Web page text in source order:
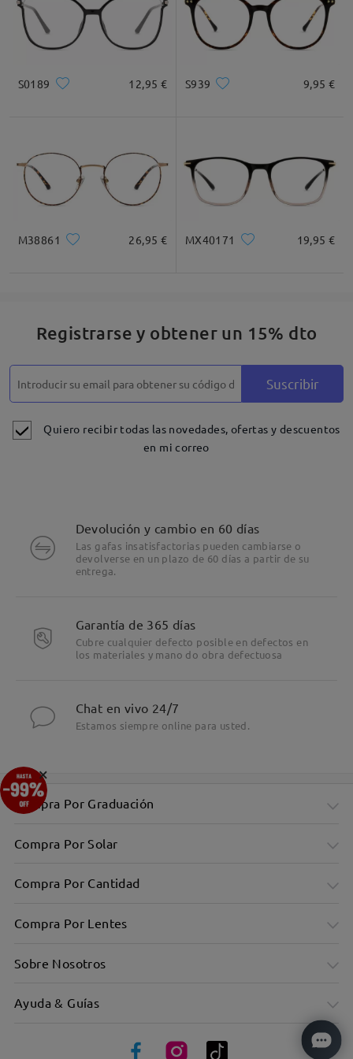
Leer todos los
comentarios
Deje su comentario
S0189 12,95 € S939 9,95 €
M38861 26,95 € MX40171 19,95 €
Registrarse y obtener un 15% dto
Suscribir
Quiero recibir todas las novedades, ofertas y descuentos
en mi correo
Devolución y cambio en 60 días
Las gafas insatisfactorias pueden cambiarse o
devolverse en un plazo de 60 días a partir de su
entrega.
Garantía de 365 días
Cubre cualquier defecto posible en defectos en
los materiales y mano do obra defectuosa
Chat en vivo 24/7
Estamos siempre online para usted.
Compra Por Graduación
Compra Por Solar
Compra Por Cantidad
Compra Por Lentes
Sobre Nosotros
Ayuda & Guías
×